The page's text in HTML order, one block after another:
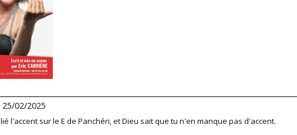
25/02/2025
l'accent sur le E de Panchéri, et Dieu sait que tu n'en manque pas d'accent.